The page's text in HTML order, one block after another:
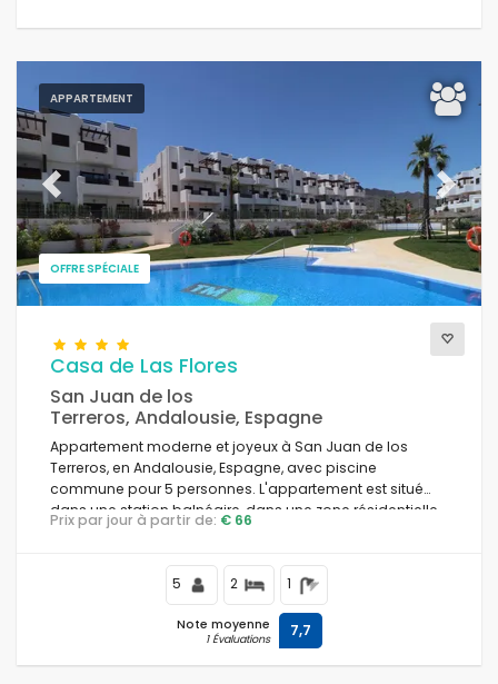
APPARTEMENT
OFFRE SPÉCIALE
Previous Next
Casa de Las Flores
San Juan de los
Terreros, Andalousie, Espagne
Appartement moderne et joyeux à San Juan de los
Terreros, en Andalousie, Espagne, avec piscine
commune pour 5 personnes. L'appartement est situé
dans une station balnéaire, dans une zone résidentielle
et montagneuse, à proximité des supermarchés et à
Prix par jour à partir de: € 66
5 2 1
Note moyenne
1 Évaluations 7,7